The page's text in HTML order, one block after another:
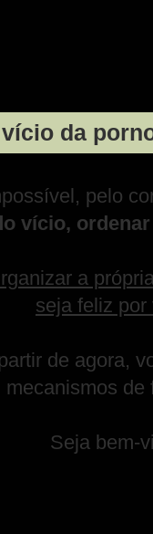
da
pelo
vício,
a
seja feliz por
de agora,
mecanismos de
Seja bem-